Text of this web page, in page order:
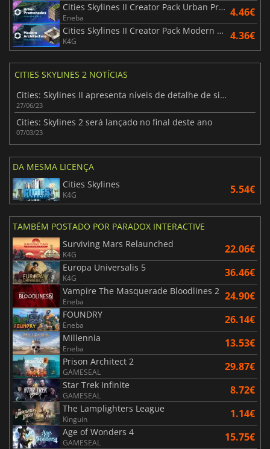
Cities Skylines II Creator Pack Urban Promenades
Eneba 4.46€
Cities Skylines II Creator Pack Modern Architecture
K4G 4.36€
CITIES SKYLINES 2 NOTÍCIAS
Cities: Skylines II apresenta níveis de detalhe de simulação sem precedentes
27/06/23
Cities: Skylines 2 será lançado no final deste ano
07/03/23
DA MESMA LICENÇA
Cities Skylines
K4G 5.54€
TAMBÉM POSTADO POR PARADOX INTERACTIVE
Surviving Mars Relaunched
K4G 22.06€
Europa Universalis 5
K4G 36.46€
Vampire The Masquerade Bloodlines 2
Eneba 24.90€
FOUNDRY
Eneba 26.14€
Millennia
Eneba 13.53€
Prison Architect 2
GAMESEAL 29.87€
Star Trek Infinite
GAMESEAL 8.72€
The Lamplighters League
Kinguin 1.14€
Age of Wonders 4
GAMESEAL 15.75€